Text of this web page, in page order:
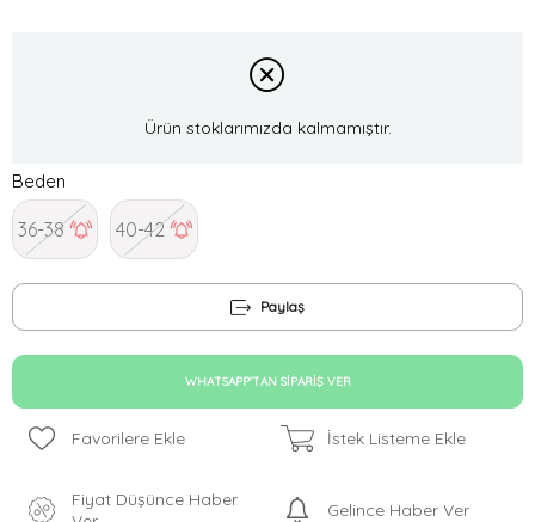
Ürün stoklarımızda kalmamıştır.
Beden
36-38 40-42
Paylaş
WHATSAPP'TAN SIPARIŞ VER
Favorilere Ekle İstek Listeme Ekle
Fiyat Düşünce Haber
Gelince Haber Ver